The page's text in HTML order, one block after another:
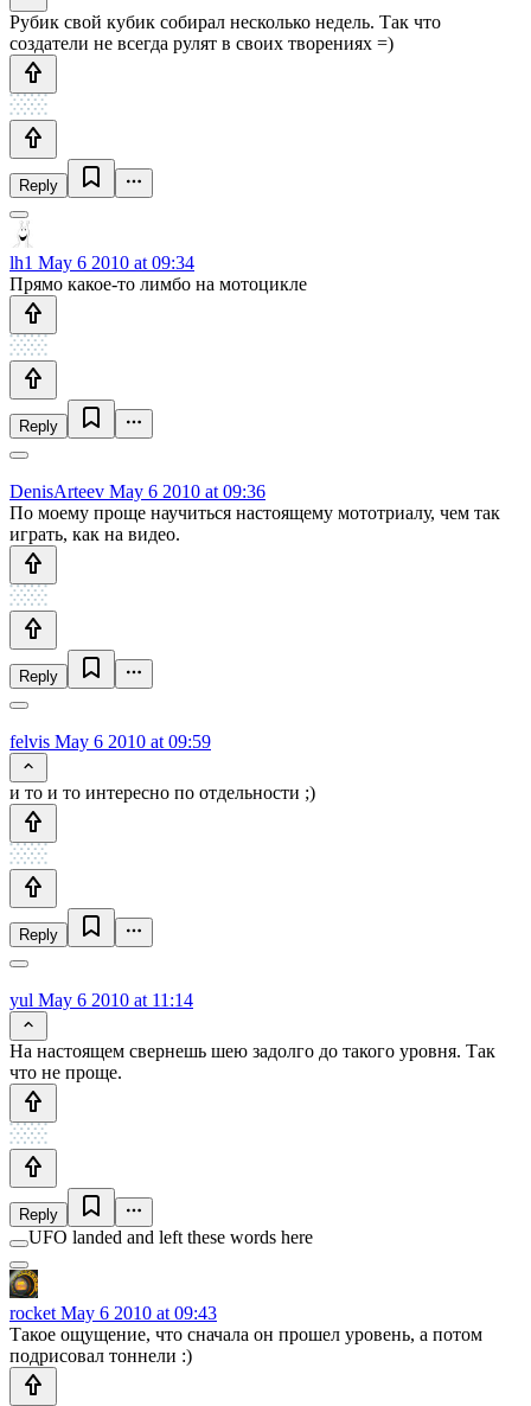
Рубик свой кубик собирал несколько недель. Так что
создатели не всегда рулят в своих творениях =)
Reply
lh1 May 6 2010 at 09:34
Прямо какое-то лимбо на мотоцикле
Reply
DenisArteev May 6 2010 at 09:36
По моему проще научиться настоящему мототриалу, чем так
играть, как на видео.
Reply
felvis May 6 2010 at 09:59
и то и то интересно по отдельности ;)
Reply
yul May 6 2010 at 11:14
На настоящем свернешь шею задолго до такого уровня. Так
что не проще.
Reply
UFO landed and left these words here
rocket May 6 2010 at 09:43
Такое ощущение, что сначала он прошел уровень, а потом
подрисовал тоннели :)